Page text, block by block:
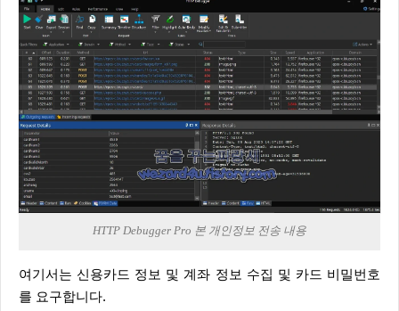
HTTP Debugger Pro 본 개인정보 전송 내용
여기서는 신용카드 정보 및 계좌 정보 수집 및 카드 비밀번호
를 요구합니다.